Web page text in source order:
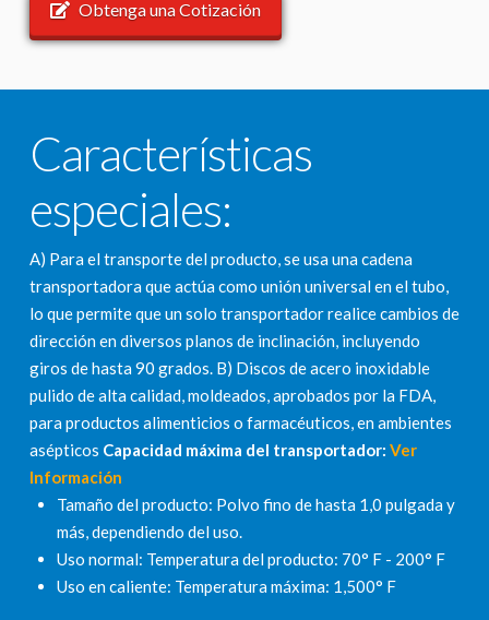
Obtenga una Cotización
Características
especiales:
A) Para el transporte del producto, se usa una cadena
transportadora que actúa como unión universal en el tubo,
lo que permite que un solo transportador realice cambios de
dirección en diversos planos de inclinación, incluyendo
giros de hasta 90 grados. B) Discos de acero inoxidable
pulido de alta calidad, moldeados, aprobados por la FDA,
para productos alimenticios o farmacéuticos, en ambientes
asépticos Capacidad máxima del transportador: Ver
Información
Tamaño del producto: Polvo fino de hasta 1,0 pulgada y
más, dependiendo del uso.
Uso normal: Temperatura del producto: 70° F - 200° F
Uso en caliente: Temperatura máxima: 1,500° F